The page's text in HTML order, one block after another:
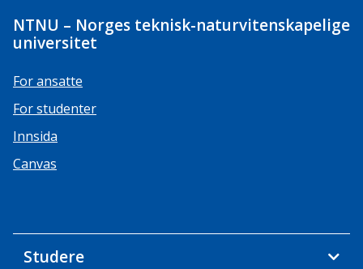
NTNU – Norges teknisk-naturvitenskapelige
universitet
For ansatte
For studenter
Innsida
Canvas
Studere